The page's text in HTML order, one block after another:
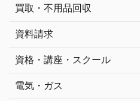
買取・不用品回収
資料請求
資格・講座・スクール
電気・ガス